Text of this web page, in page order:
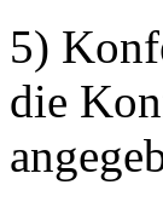
5)
die